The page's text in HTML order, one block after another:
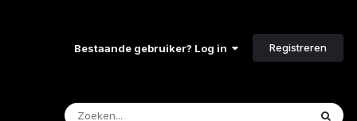
Bestaande gebruiker? Log in Registreren